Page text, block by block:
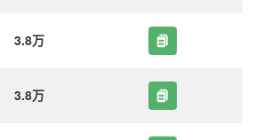
3.8万
3.8万